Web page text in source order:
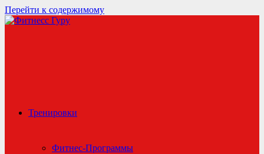
Перейти к содержимому
Тренировки
Фитнес-Программы